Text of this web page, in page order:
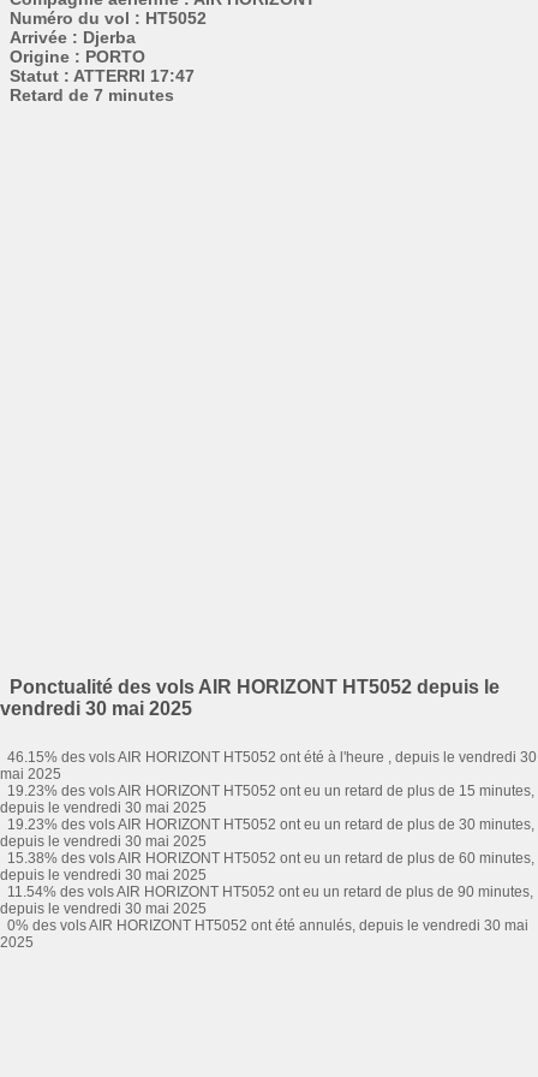
Numéro du vol : HT5052
Arrivée : Djerba
Origine : PORTO
Statut : ATTERRI 17:47
Retard de 7 minutes
Ponctualité des vols AIR HORIZONT HT5052 depuis le
vendredi 30 mai 2025
46.15% des vols AIR HORIZONT HT5052 ont été à l'heure , depuis le vendredi 30
mai 2025
19.23% des vols AIR HORIZONT HT5052 ont eu un retard de plus de 15 minutes,
depuis le vendredi 30 mai 2025
19.23% des vols AIR HORIZONT HT5052 ont eu un retard de plus de 30 minutes,
depuis le vendredi 30 mai 2025
15.38% des vols AIR HORIZONT HT5052 ont eu un retard de plus de 60 minutes,
depuis le vendredi 30 mai 2025
11.54% des vols AIR HORIZONT HT5052 ont eu un retard de plus de 90 minutes,
depuis le vendredi 30 mai 2025
0% des vols AIR HORIZONT HT5052 ont été annulés, depuis le vendredi 30 mai
2025